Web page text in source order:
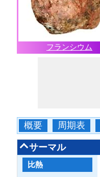
フランシウム
概要 周期表
サーマル
比熱